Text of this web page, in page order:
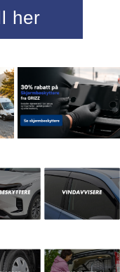
her